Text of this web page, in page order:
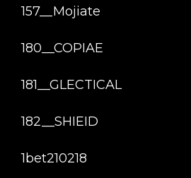
157__Mojiate
180__COPIAE
181__GLECTICAL
182__SHIEID
1bet210218